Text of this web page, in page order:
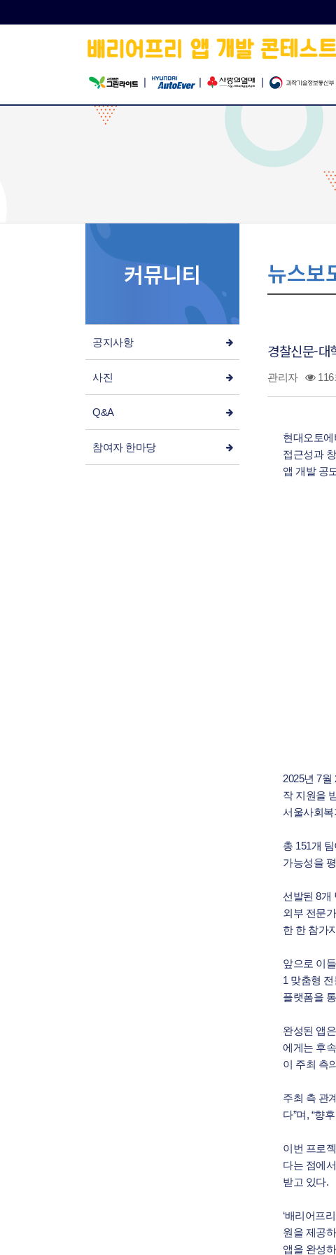
커뮤니티
공지사항
사진
Q&A
참여자 한마당
뉴스보
경찰신문-대
관리자 116
현대오토에
접근성과
앱 개발 공
2025년 7
작 지원을
서울사회복
총 151개
가능성을
선발된 8개
외부 전문
한 한 참가
앞으로 이
1 맞춤형
플랫폼을
완성된 앱
에게는 후
이 주최 측
주최 측 관
다”며, “향
이번 프로
다는 점에
받고 있다.
‘배리어프
원을 제공
앱을 완성